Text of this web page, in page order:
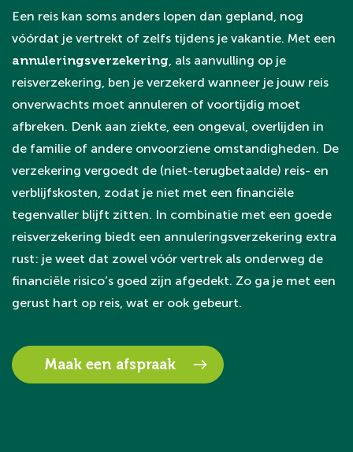
Een reis kan soms anders lopen dan gepland, nog
vóórdat je vertrekt of zelfs tijdens je vakantie. Met een
annuleringsverzekering, als aanvulling op je
reisverzekering, ben je verzekerd wanneer je jouw reis
onverwachts moet annuleren of voortijdig moet
afbreken. Denk aan ziekte, een ongeval, overlijden in
de familie of andere onvoorziene omstandigheden. De
verzekering vergoedt de (niet-terugbetaalde) reis- en
verblijfskosten, zodat je niet met een financiële
tegenvaller blijft zitten. In combinatie met een goede
reisverzekering biedt een annuleringsverzekering extra
rust: je weet dat zowel vóór vertrek als onderweg de
financiële risico’s goed zijn afgedekt. Zo ga je met een
gerust hart op reis, wat er ook gebeurt.
Maak een afspraak